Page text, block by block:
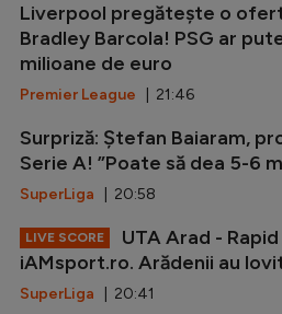
Liverpool pregătește o
Bradley Barcola! PSG ar
milioane de euro
Premier League | 21:46
Surpriză: Ștefan Baiaram,
Serie A! ”Poate să dea 5-6
SuperLiga | 20:58
LIVE SCORE
UTA Arad -
iAMsport.ro. Arădenii au
SuperLiga | 20:41